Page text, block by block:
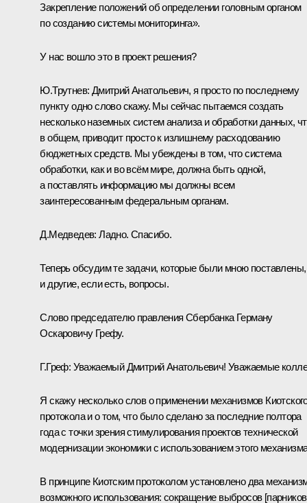
Закрепление положений об определении головным органом
по созданию системы мониторинга».
У нас вошло это в проект решения?
Ю.Трутнев: Дмитрий Анатольевич, я просто по последнему
пункту одно слово скажу. Мы сейчас пытаемся создать
несколько наземных систем анализа и обработки данных,
в общем, приводит просто к излишнему расходованию
бюджетных средств. Мы убеждены в том, что система
обработки, как и во всём мире, должна быть одной,
а поставлять информацию мы должны всем
заинтересованным федеральным органам.
Д.Медведев: Ладно. Спасибо.
Теперь обсудим те задачи, которые были мною поставлены,
и другие, если есть, вопросы.
Слово председателю правления Сбербанка Герману
Оскаровичу Грефу.
Г.Греф: Уважаемый Дмитрий Анатольевич! Уважаемые
Я скажу несколько слов о применении механизмов
протокола и о том, что было сделано за последние полтора
года с точки зрения стимулирования проектов технической
модернизации экономики с использованием этого
В принципе Киотским протоколом установлено два
возможного использования: сокращение выбросов